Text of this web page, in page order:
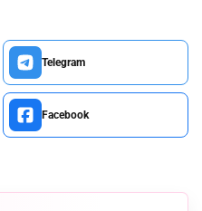
Telegram
Facebook